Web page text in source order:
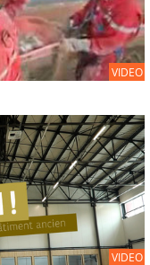
VIDEO
VIDEO